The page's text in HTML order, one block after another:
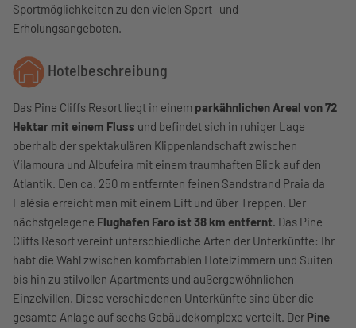
Sportmöglichkeiten zu den vielen Sport- und
Erholungsangeboten.
Hotelbeschreibung
Das Pine Cliffs Resort liegt in einem parkähnlichen Areal von 72
Hektar mit einem Fluss und befindet sich in ruhiger Lage
oberhalb der spektakulären Klippenlandschaft zwischen
Vilamoura und Albufeira mit einem traumhaften Blick auf den
Atlantik. Den ca. 250 m entfernten feinen Sandstrand Praia da
Falésia erreicht man mit einem Lift und über Treppen. Der
nächstgelegene Flughafen Faro ist 38 km entfernt. Das Pine
Cliffs Resort vereint unterschiedliche Arten der Unterkünfte: Ihr
habt die Wahl zwischen komfortablen Hotelzimmern und Suiten
bis hin zu stilvollen Apartments und außergewöhnlichen
Einzelvillen. Diese verschiedenen Unterkünfte sind über die
gesamte Anlage auf sechs Gebäudekomplexe verteilt. Der Pine